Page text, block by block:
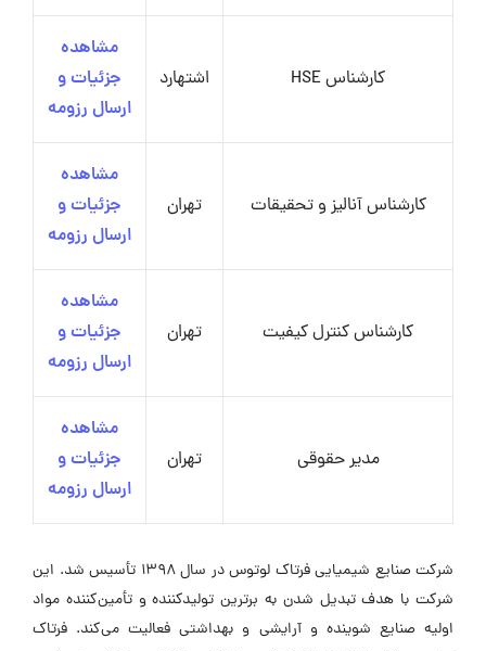
کارشناس HSE اشتهارد
مشاهده
جزئیات و
ارسال رزومه
کارشناس آنالیز و تحقیقات تهران
مشاهده
جزئیات و
ارسال رزومه
کارشناس کنترل کیفیت تهران
مشاهده
جزئیات و
ارسال رزومه
مدیر حقوقی تهران
مشاهده
جزئیات و
ارسال رزومه
شرکت صنایع شیمیایی فرتاک لوتوس در سال ۱۳۹۸ تأسیس شد. این
شرکت با هدف تبدیل شدن به برترین تولیدکننده و تأمین‌کننده مواد
اولیه صنایع شوینده و آرایشی و بهداشتی فعالیت می‌کند. فرتاک